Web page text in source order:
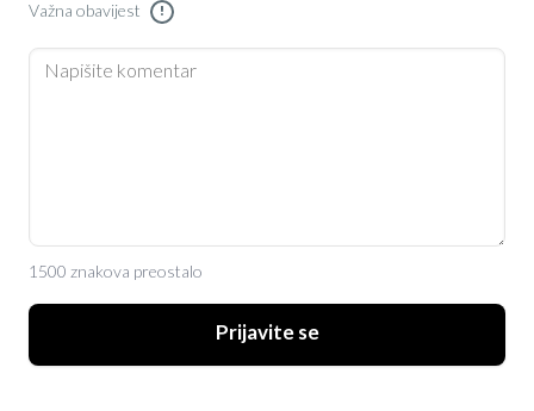
Važna obavijest !
1500 znakova preostalo
Prijavite se